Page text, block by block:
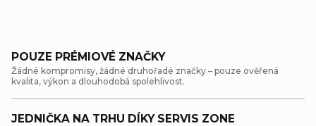
POUZE PRÉMIOVÉ ZNAČKY
Žádné kompromisy, žádné druhořadé značky – pouze ověřená
kvalita, výkon a dlouhodobá spolehlivost.
JEDNIČKA NA TRHU DÍKY SERVIS ZONE